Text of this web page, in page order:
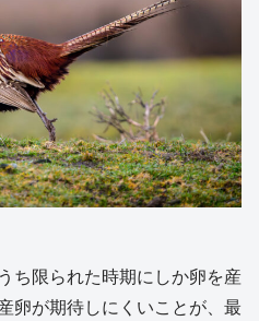
ち限られた時期にしか卵を産
卵が期待しにくいことが、最